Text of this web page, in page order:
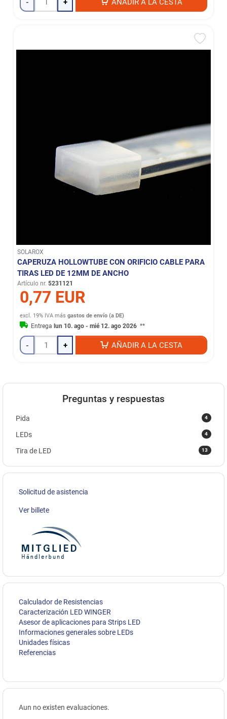
- + AÑADIR A LA CESTA
SOLAROX
CAPERUZA HOLLOWTUBE CON ORIFICIO CABLE PARA
TIRAS LED DE 12MM DE ANCHO
Artículo nr. 5231121
0,77 EUR
excl. 19% IVA másgastos de envío (a DE)
Entregalun 10. ago - mié 12. ago 2026 **
- + AÑADIR A LA CESTA
Preguntas y respuestas
4
Pida
4
LEDs
13
Tira de LED
Solicitud de asistencia
Ver billete
Calculador de Resistencias
Caracterización LED WINGER
Asesor de aplicaciones para Strips LED
Informaciones generales sobre LEDs
Unidades físicas
Referencias
Aun no existen evaluaciones.